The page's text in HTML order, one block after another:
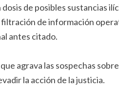
de posibles sustancias
de información
antes citado.
agrava las sospechas
la acción de la justicia.